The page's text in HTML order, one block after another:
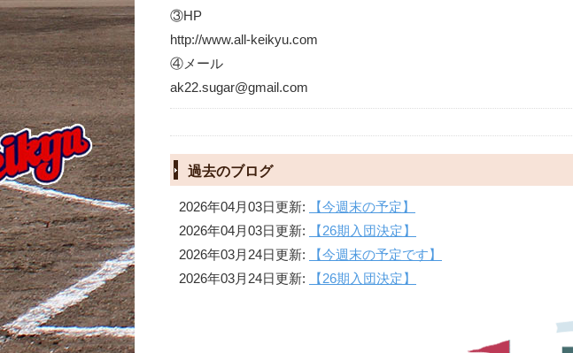
③HP
http://www.all-keikyu.com
④メール
ak22.sugar@gmail.com
過去のブログ
2026年04月03日更新:
【今週末の予定】
2026年04月03日更新:
【26期入団決定】
2026年03月24日更新:
【今週末の予定です】
2026年03月24日更新:
【26期入団決定】